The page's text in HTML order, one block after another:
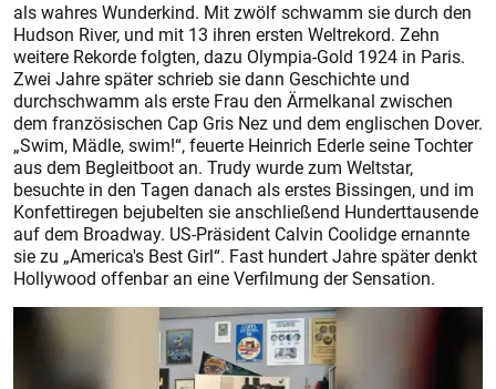
als wahres Wunderkind. Mit zwölf schwamm sie durch den
Hudson River, und mit 13 ihren ersten Weltrekord. Zehn
weitere Rekorde folgten, dazu Olympia-Gold 1924 in Paris.
Zwei Jahre später schrieb sie dann Geschichte und
durchschwamm als erste Frau den Ärmelkanal zwischen
dem französischen Cap Gris Nez und dem englischen Dover.
„Swim, Mädle, swim!“, feuerte Heinrich Ederle seine Tochter
aus dem Begleitboot an. Trudy wurde zum Weltstar,
besuchte in den Tagen danach als erstes Bissingen, und im
Konfettiregen bejubelten sie anschließend Hunderttausende
auf dem Broadway. US-Präsident Calvin Coolidge ernannte
sie zu „America's Best Girl“. Fast hundert Jahre später denkt
Hollywood offenbar an eine Verfilmung der Sensation.